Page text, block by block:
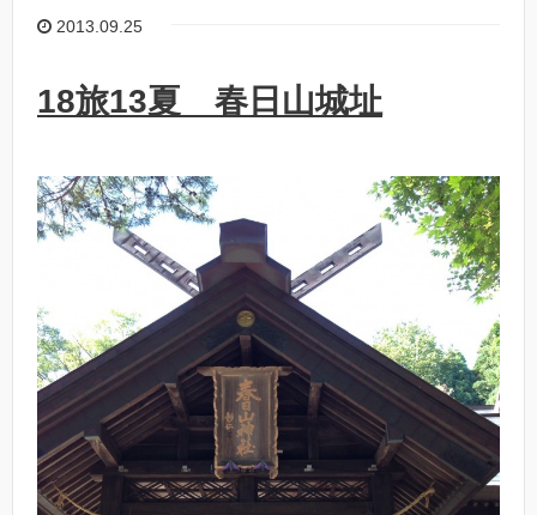
2013.09.25
18旅13夏 春日山城址